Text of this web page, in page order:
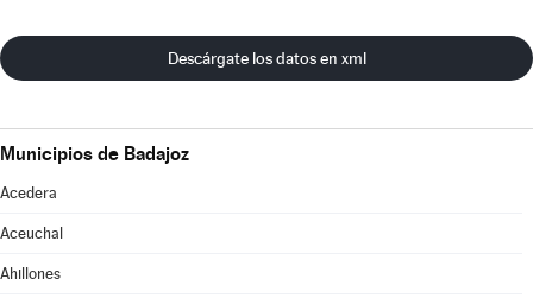
Descárgate los datos en xml
Municipios de Badajoz
Acedera
Aceuchal
Ahillones